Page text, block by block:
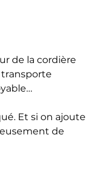
de la cordière
transporte
Et si on ajoute
de